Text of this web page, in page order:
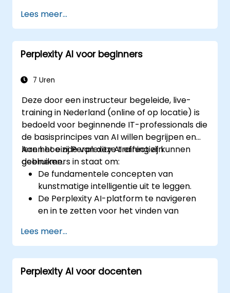
oplossingen voor reële problemen.
Perplexity AI naadloos combineren met
bestaande AI-werkprocessen.
Lees meer...
Perplexity AI voor beginners
7 Uren
Deze door een instructeur begeleide, live-
training in Nederland (online of op locatie) is
bedoeld voor beginnende IT-professionals die
de basisprincipes van AI willen begrijpen en
leren hoe zij Perplexity AI effectief kunnen
gebruiken.
Aan het einde van deze training zijn
deelnemers in staat om:
De fundamentele concepten van
kunstmatige intelligentie uit te leggen.
De Perplexity AI-platform te navigeren
en in te zetten voor het vinden van
Perplexity AI toe te passen in
verschillende praktische situaties.
De ethische aspecten en
maatschappelijke gevolgen van AI-
Lees meer...
Perplexity AI voor docenten